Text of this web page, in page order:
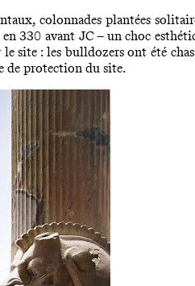
colonnades plantées
330 avant JC – un choc
site : les bulldozers ont été
de protection du site.